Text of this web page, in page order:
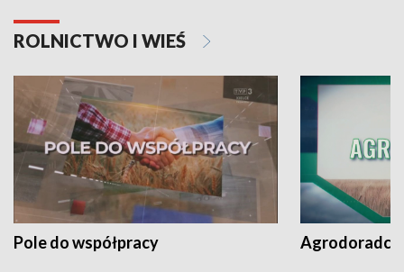
ROLNICTWO I WIEŚ
Pole do współpracy Agrodoradcy